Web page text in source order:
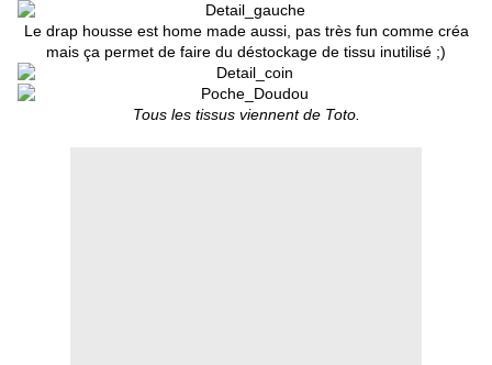
Le drap housse est home made aussi, pas très fun comme créa
mais ça permet de faire du déstockage de tissu inutilisé ;)
Tous les tissus viennent de Toto.